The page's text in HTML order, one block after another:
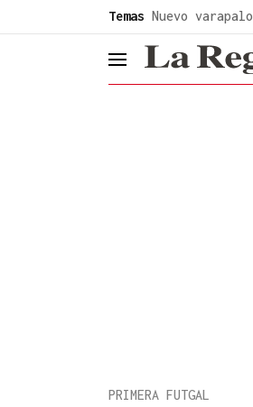
Temas Nuevo
header.menu.open
PRIMERA FUTGAL